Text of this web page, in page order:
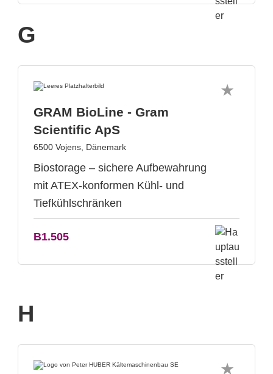
G
GRAM BioLine - Gram
Scientific ApS
6500 Vojens, Dänemark
Biostorage – sichere Aufbewahrung
mit ATEX-konformen Kühl- und
Tiefkühlschränken
B1.505
H